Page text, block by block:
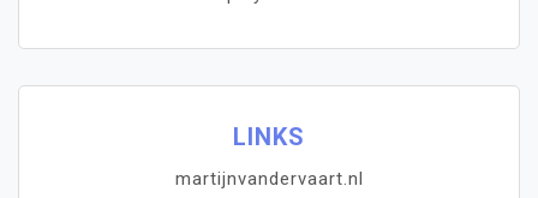
LINKS
martijnvandervaart.nl